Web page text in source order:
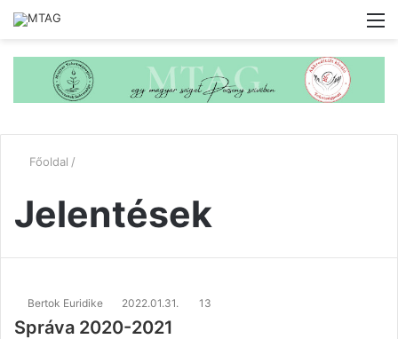
Főoldal /
Jelentések
Bertok Euridike 2022.01.31. 13
Správa 2020-2021